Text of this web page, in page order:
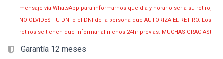
mensaje vía WhatsApp para informarnos que día y horario seria su retiro,
NO OLVIDES TU DNI o el DNI de la persona que AUTORIZA EL RETIRO. Los
retiros se tienen que informar al menos 24hr previas. MUCHAS GRACIAS!
Garantía 12 meses